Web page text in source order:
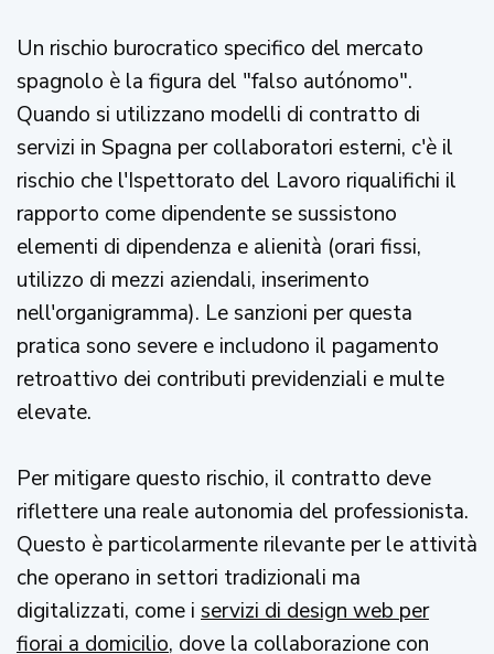
Un rischio burocratico specifico del mercato
spagnolo è la figura del "falso autónomo".
Quando si utilizzano modelli di contratto di
servizi in Spagna per collaboratori esterni, c'è il
rischio che l'Ispettorato del Lavoro riqualifichi il
rapporto come dipendente se sussistono
elementi di dipendenza e alienità (orari fissi,
utilizzo di mezzi aziendali, inserimento
nell'organigramma). Le sanzioni per questa
pratica sono severe e includono il pagamento
retroattivo dei contributi previdenziali e multe
elevate.
Per mitigare questo rischio, il contratto deve
riflettere una reale autonomia del professionista.
Questo è particolarmente rilevante per le attività
che operano in settori tradizionali ma
digitalizzati, come i servizi di design web per
fiorai a domicilio, dove la collaborazione con